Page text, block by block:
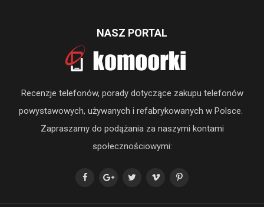
NASZ PORTAL
Recenzje telefonów, porady dotyczące zakupu telefonów
powystawowych, używanych i refabrykowanych w Polsce.
Zapraszamy do podążania za naszymi kontami
społecznościowymi: